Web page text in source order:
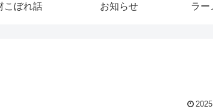
こぼれ話 お知らせ ラー